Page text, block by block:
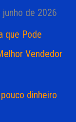
junho de 2026
que Pode
Vendedor
dinheiro